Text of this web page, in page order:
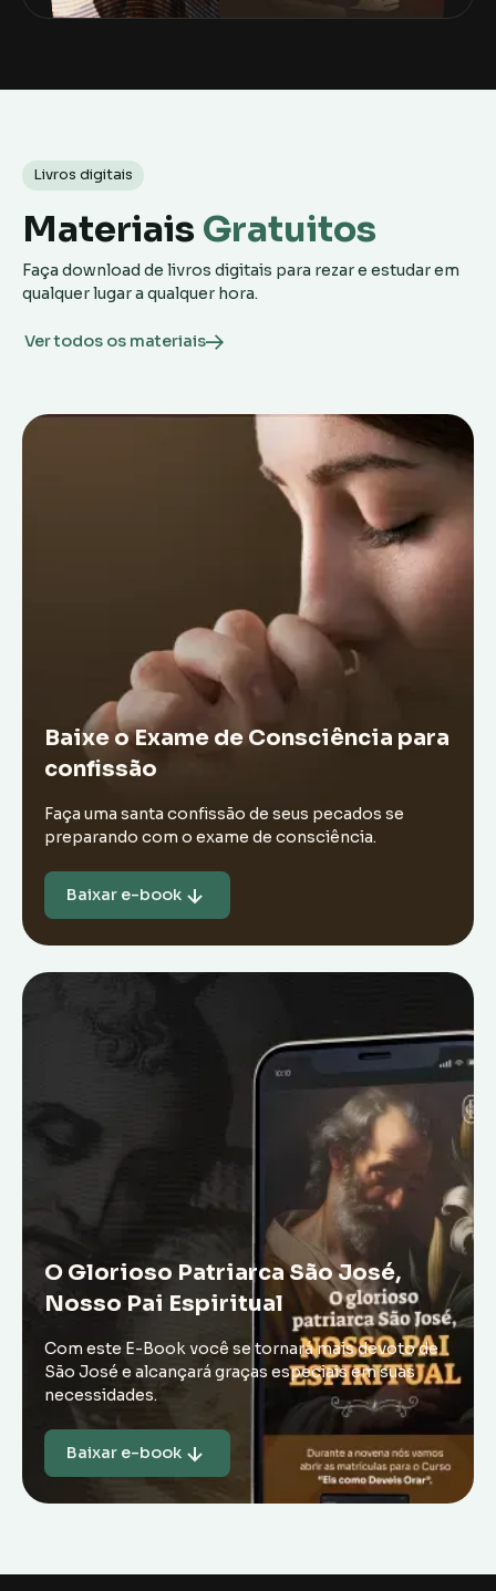
Livros digitais
Materiais Gratuitos
Faça download de livros digitais para rezar e estudar em
qualquer lugar a qualquer hora.
Ver todos os materiais
Baixe o Exame de Consciência para
confissão
Faça uma santa confissão de seus pecados se
preparando com o exame de consciência.
Baixar e-book
O Glorioso Patriarca São José,
Nosso Pai Espiritual
Com este E-Book você se tornará mais devoto de
São José e alcançará graças especiais em suas
necessidades.
Baixar e-book